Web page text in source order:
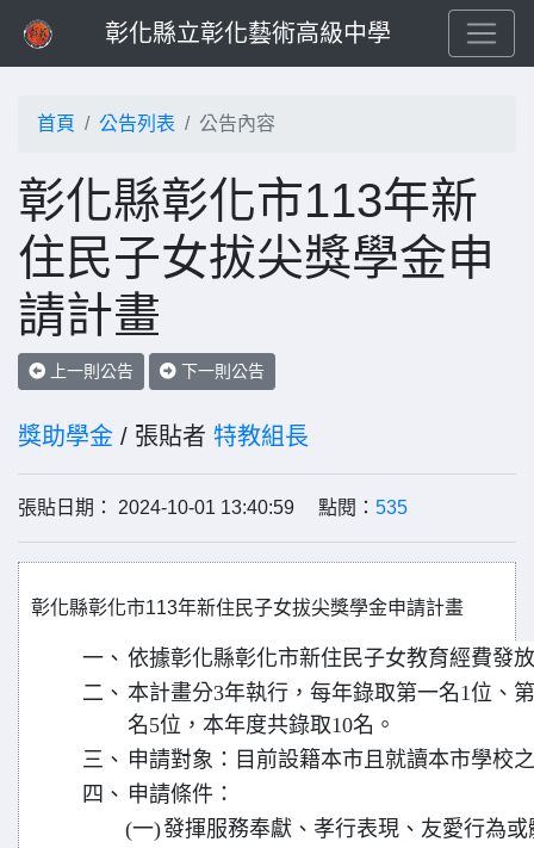
彰化縣立彰化藝術高級中學
首頁 公告列表 公告內容
彰化縣彰化市113年新
住民子女拔尖獎學金申
請計畫
上一則公告 下一則公告
獎助學金 / 張貼者 特教組長
張貼日期： 2024-10-01 13:40:59 點閱： 535
彰化縣彰化市113年新住民子女拔尖獎學金申請計畫
一、 依據彰化縣彰化市新住民子女教育經費發
二、 本計畫分3年執行，每年錄取第一名1位、
名5位，本年度共錄取10名。
三、 申請對象：目前設籍本市且就讀本市學校
四、 申請條件：
(一)發揮服務奉獻、孝行表現、友愛行為